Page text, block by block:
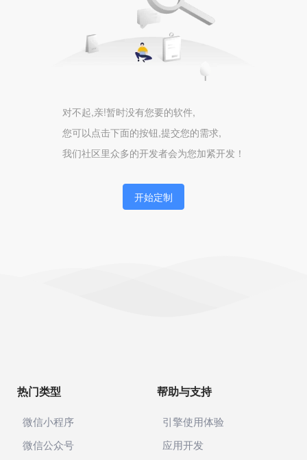
对不起,亲!暂时没有您要的软件,
您可以点击下面的按钮,提交您的需求,
我们社区里众多的开发者会为您加紧开发！
开始定制
热门类型
微信小程序
微信公众号
帮助与支持
引擎使用体验
应用开发